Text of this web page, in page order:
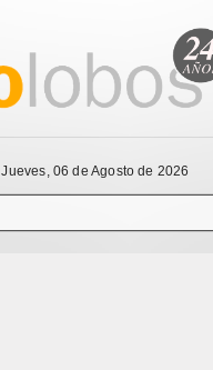
Jueves, 06 de Agosto de 2026